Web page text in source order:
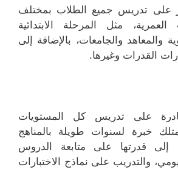
على تدريس جميع الطلاب بمختلف
العمرية، مثل المرحلة الابتدائية
والمعاهد والجامعات، بالإضافة إلى
القدرات وغيرها.
على تدريس كل المستويات
خبرة لسنوات طويلة بالمناهج
إلى قدرتها على متابعة الدروس
والتدريب على نماذج الاختبارات